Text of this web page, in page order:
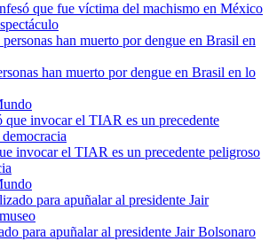
que fue víctima del machismo en México
han muerto por dengue en Brasil en lo
invocar el TIAR es un precedente peligroso
para apuñalar al presidente Jair Bolsonaro